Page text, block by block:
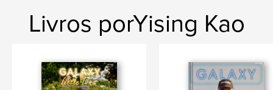
Livros porYising Kao